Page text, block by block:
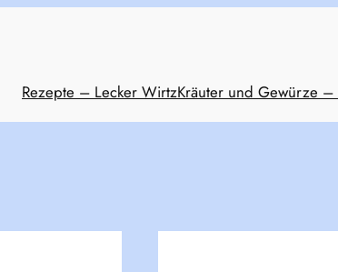
Rezepte – Lecker WirtzKräuter und Gewürze